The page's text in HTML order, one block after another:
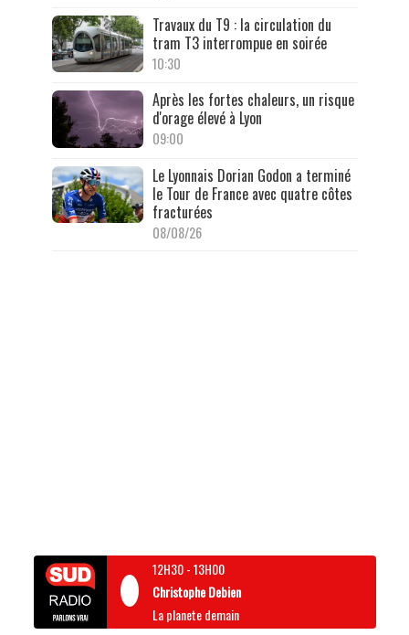
Travaux du T9 : la circulation du
tram T3 interrompue en soirée
10:30
Après les fortes chaleurs, un risque
d'orage élevé à Lyon
09:00
Le Lyonnais Dorian Godon a terminé
le Tour de France avec quatre côtes
fracturées
08/08/26
12H30-13H00
Christophe Debien
La planete demain